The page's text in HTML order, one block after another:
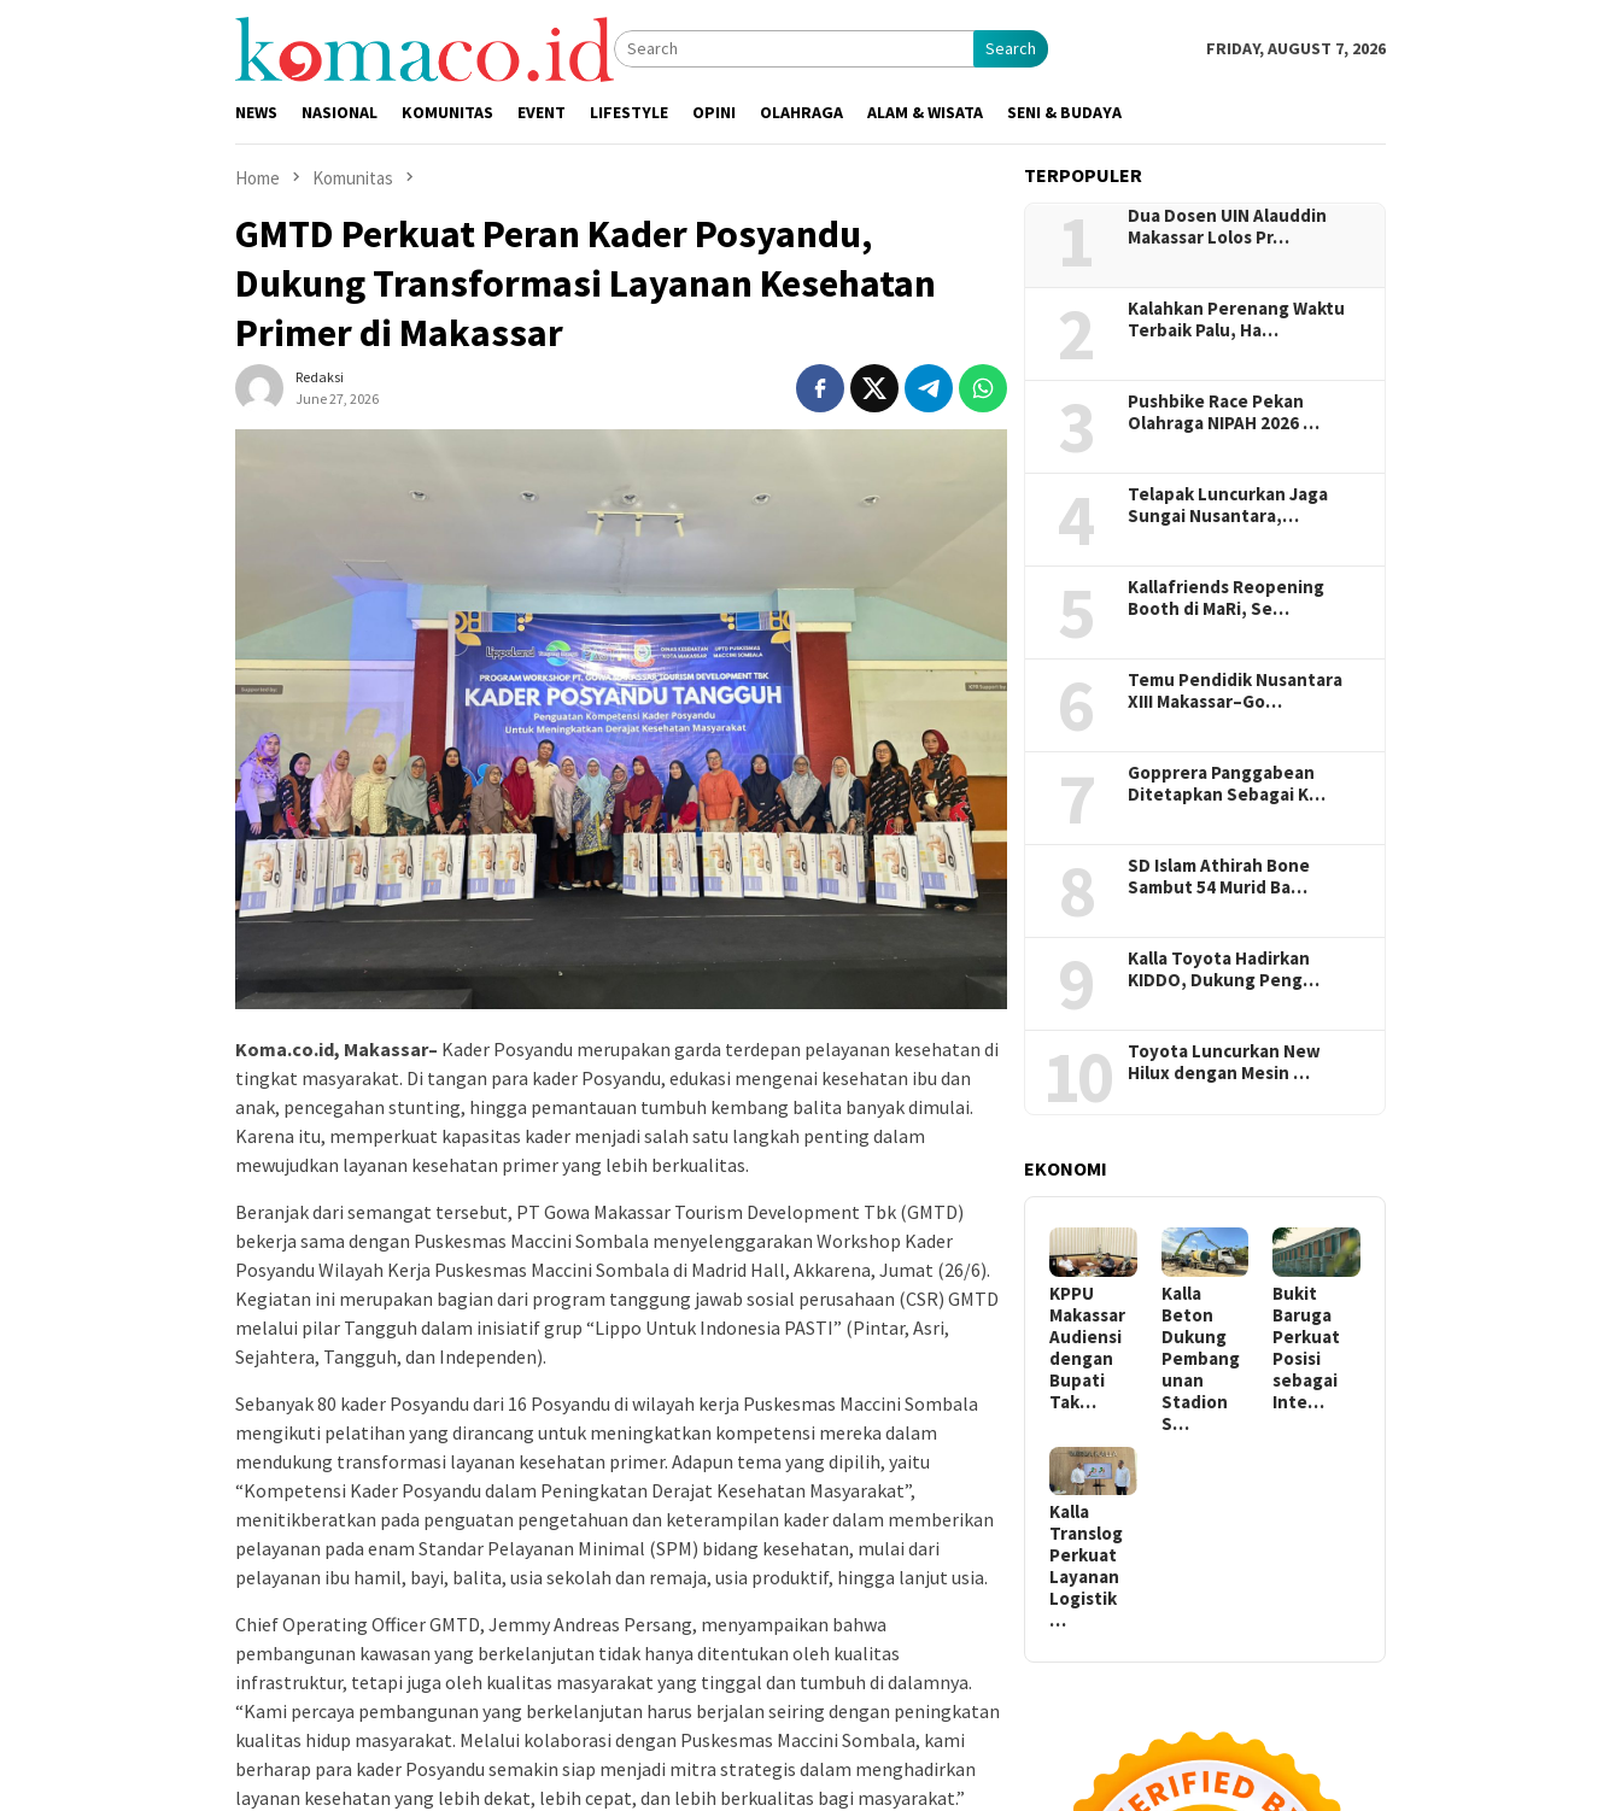
Search FRIDAY, AUGUST 7, 2026
NEWS NASIONAL KOMUNITAS EVENT LIFESTYLE OPINI OLAHRAGA ALAM & WISATA SENI & BUDAYA
Home Komunitas
GMTD Perkuat Peran Kader Posyandu,
Dukung Transformasi Layanan Kesehatan
Primer di Makassar
Redaksi
June 27, 2026
Koma.co.id, Makassar– Kader Posyandu merupakan garda terdepan pelayanan kesehatan di
tingkat masyarakat. Di tangan para kader Posyandu, edukasi mengenai kesehatan ibu dan
anak, pencegahan stunting, hingga pemantauan tumbuh kembang balita banyak dimulai.
Karena itu, memperkuat kapasitas kader menjadi salah satu langkah penting dalam
mewujudkan layanan kesehatan primer yang lebih berkualitas.
Beranjak dari semangat tersebut, PT Gowa Makassar Tourism Development Tbk (GMTD)
bekerja sama dengan Puskesmas Maccini Sombala menyelenggarakan Workshop Kader
Posyandu Wilayah Kerja Puskesmas Maccini Sombala di Madrid Hall, Akkarena, Jumat (26/6).
Kegiatan ini merupakan bagian dari program tanggung jawab sosial perusahaan (CSR) GMTD
melalui pilar Tangguh dalam inisiatif grup “Lippo Untuk Indonesia PASTI” (Pintar, Asri,
Sejahtera, Tangguh, dan Independen).
Sebanyak 80 kader Posyandu dari 16 Posyandu di wilayah kerja Puskesmas Maccini Sombala
mengikuti pelatihan yang dirancang untuk meningkatkan kompetensi mereka dalam
mendukung transformasi layanan kesehatan primer. Adapun tema yang dipilih, yaitu
“Kompetensi Kader Posyandu dalam Peningkatan Derajat Kesehatan Masyarakat”,
menitikberatkan pada penguatan pengetahuan dan keterampilan kader dalam memberikan
pelayanan pada enam Standar Pelayanan Minimal (SPM) bidang kesehatan, mulai dari
pelayanan ibu hamil, bayi, balita, usia sekolah dan remaja, usia produktif, hingga lanjut usia.
Chief Operating Officer GMTD, Jemmy Andreas Persang, menyampaikan bahwa
pembangunan kawasan yang berkelanjutan tidak hanya ditentukan oleh kualitas
infrastruktur, tetapi juga oleh kualitas masyarakat yang tinggal dan tumbuh di dalamnya.
“Kami percaya pembangunan yang berkelanjutan harus berjalan seiring dengan peningkatan
kualitas hidup masyarakat. Melalui kolaborasi dengan Puskesmas Maccini Sombala, kami
berharap para kader Posyandu semakin siap menjadi mitra strategis dalam menghadirkan
layanan kesehatan yang lebih dekat, lebih cepat, dan lebih berkualitas bagi masyarakat.”
TERPOPULER
1
Dua Dosen UIN Alauddin
Makassar Lolos Pr…
2
Kalahkan Perenang Waktu
Terbaik Palu, Ha…
3
Pushbike Race Pekan
Olahraga NIPAH 2026 …
4
Telapak Luncurkan Jaga
Sungai Nusantara,…
5
Kallafriends Reopening
Booth di MaRi, Se…
6
Temu Pendidik Nusantara
XIII Makassar–Go…
7
Gopprera Panggabean
Ditetapkan Sebagai K…
8
SD Islam Athirah Bone
Sambut 54 Murid Ba…
9
Kalla Toyota Hadirkan
KIDDO, Dukung Peng…
10
Toyota Luncurkan New
Hilux dengan Mesin …
EKONOMI
KPPU
Makassar
Audiensi
dengan
Bupati
Tak…
Kalla
Beton
Dukung
Pembang
unan
Stadion
S…
Bukit
Baruga
Perkuat
Posisi
sebagai
Inte…
Kalla
Translog
Perkuat
Layanan
Logistik
…